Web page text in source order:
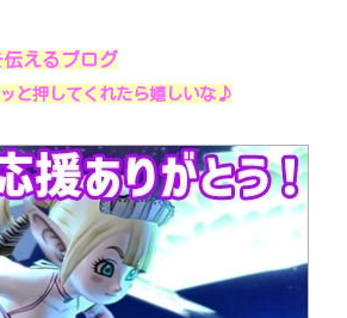
えるブログ
と押してくれたら嬉しいな♪